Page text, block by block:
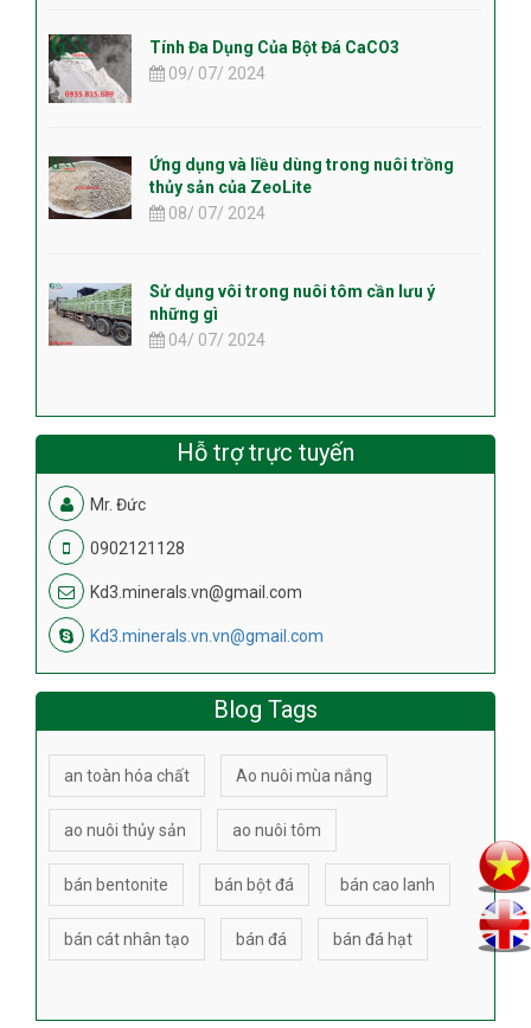
Tính Đa Dụng Của Bột Đá CaCO3
09/ 07/ 2024
Ứng dụng và liều dùng trong nuôi trồng
thủy sản của ZeoLite
08/ 07/ 2024
Sử dụng vôi trong nuôi tôm cần lưu ý
những gì
04/ 07/ 2024
Hỗ trợ trực tuyến
Mr. Đức
0902121128
Kd3.minerals.vn@gmail.com
Kd3.minerals.vn.vn@gmail.com
Blog Tags
an toàn hóa chất Ao nuôi mùa nắng
ao nuôi thủy sản ao nuôi tôm
bán bentonite bán bột đá bán cao lanh
bán cát nhân tạo bán đá bán đá hạt